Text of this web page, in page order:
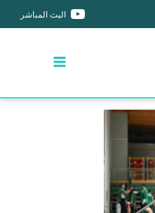
البث المباشر